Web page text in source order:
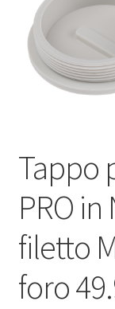
Контакты
Корзина
Мой аккаунт
Оформление
Подтверждение
Tappo
PRO
filetto
foro